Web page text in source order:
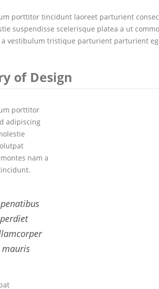
porttitor tincidunt laoreet parturient
suspendisse scelerisque platea a ut
vestibulum tristique parturient parturient
of Design
porttitor
adipiscing
nam a